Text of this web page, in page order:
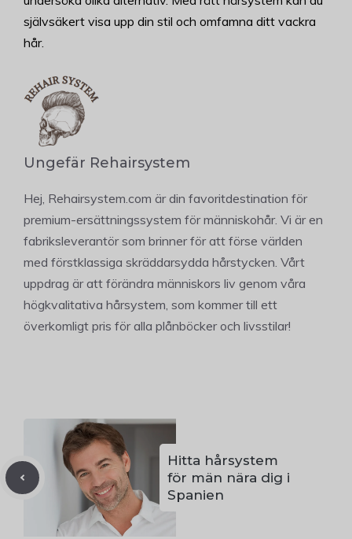
självsäkert visa upp din stil och omfamna ditt vackra
hår.
Ungefär Rehairsystem
Hej, Rehairsystem.com är din favoritdestination för
premium-ersättningssystem för människohår. Vi är en
fabriksleverantör som brinner för att förse världen
med förstklassiga skräddarsydda hårstycken. Vårt
uppdrag är att förändra människors liv genom våra
högkvalitativa hårsystem, som kommer till ett
överkomligt pris för alla plånböcker och livsstilar!
Hitta hårsystem
för män nära dig i
Spanien